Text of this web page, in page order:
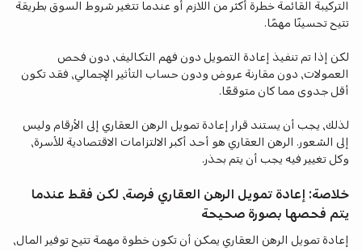
التركيبة القائمة خطرة أكثر من اللازم أو عندما تتغير شروط السوق بطريقة
تتيح تحسينًا مهمًا.
لكن إذا تم تنفيذ إعادة التمويل دون فهم التكاليف، دون فحص
العمولات، دون مقارنة عروض ودون حساب التأثير الإجمالي، فقد تكون
أقل جدوى مما كان متوقعًا.
لذلك، يجب أن يستند قرار إعادة تمويل الرهن العقاري إلى الأرقام وليس
إلى الشعور. الرهن العقاري هو أحد أكبر الالتزامات الاقتصادية للأسرة،
وكل تغيير فيه يجب أن يتم بحذر.
خلاصة: إعادة تمويل الرهن العقاري فرصة، لكن فقط عندما
يتم فحصها بصورة صحيحة
إعادة تمويل الرهن العقاري يمكن أن تكون خطوة مهمة تتيح توفير المال،